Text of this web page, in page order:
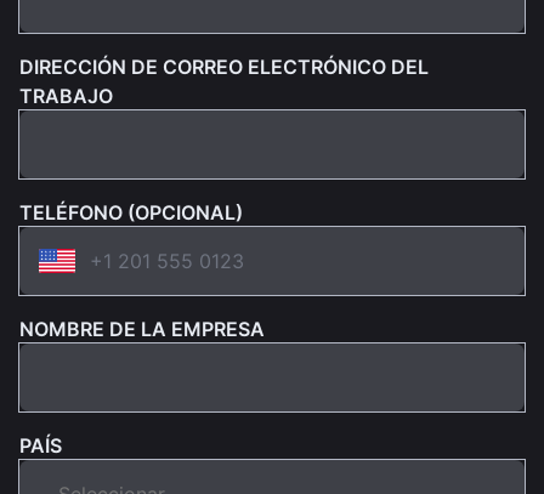
DIRECCIÓN DE CORREO ELECTRÓNICO DEL
TRABAJO
TELÉFONO (OPCIONAL)
NOMBRE DE LA EMPRESA
PAÍS